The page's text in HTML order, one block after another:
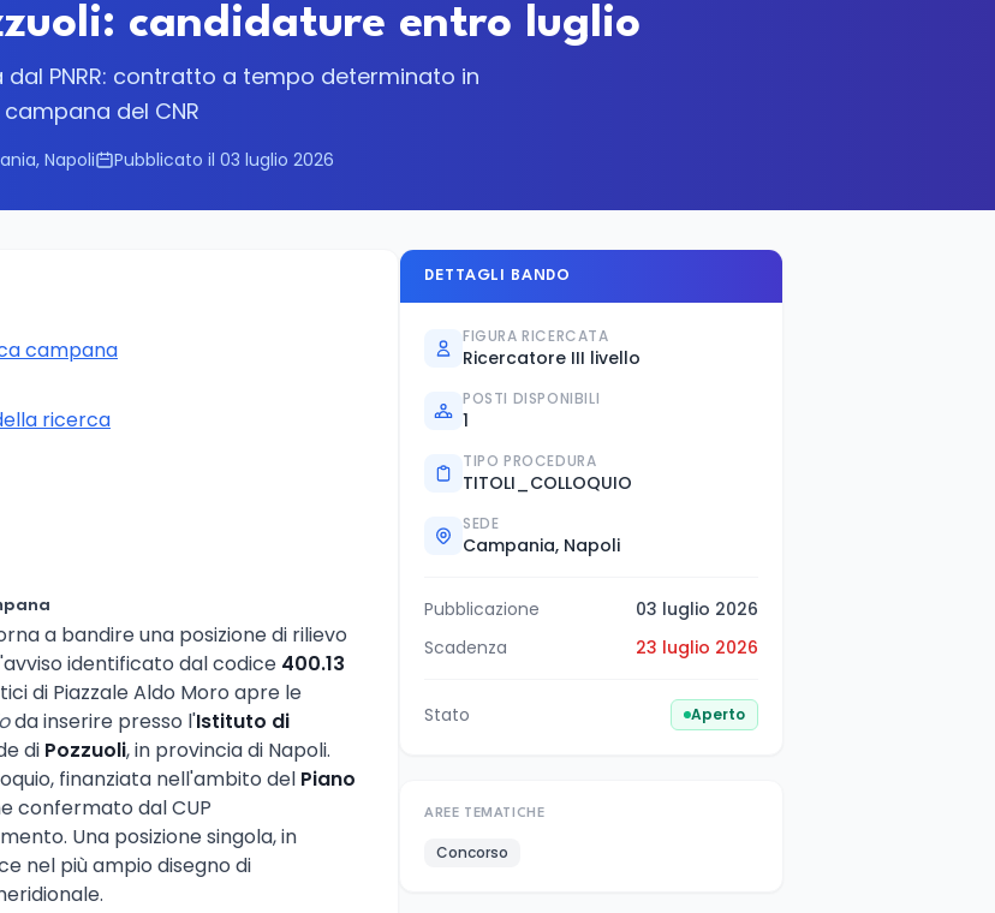
candidature entro luglio
PNRR: contratto a tempo determinato in
del CNR
Napoli Pubblicato il 03 luglio 2026
campana
ricerca
a bandire una posizione di rilievo
identificato dal codice 400.13
di Piazzale Aldo Moro apre le
da inserire presso l'Istituto di
di Pozzuoli, in provincia di Napoli.
finanziata nell'ambito del Piano
confermato dal CUP
Una posizione singola, in
nel più ampio disegno di
DETTAGLI BANDO
FIGURA RICERCATA
Ricercatore III livello
POSTI DISPONIBILI
1
TIPO PROCEDURA
TITOLI_COLLOQUIO
SEDE
Campania, Napoli
Pubblicazione
03 luglio 2026
Scadenza
23 luglio 2026
Stato Aperto
AREE TEMATICHE
Concorso